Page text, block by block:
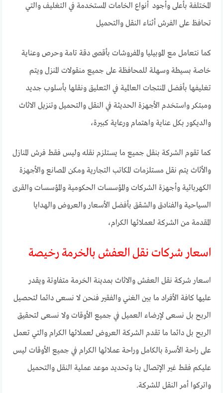
المختلفة بأعلى وأجود أنواع الخامات المستخدمة في التغليف والتي
تحافظ على الفرش أثناء النقل والتحميل
كما نتعامل مع الموبيليا والمفروشات بأقصى دقة تامة وحرص وعناية
خاصة بسيطة وسهلة للمحافظة على جميع منقولات المنزل ويتم
تغليفها بأفضل المنتجات العالمية في التعليق ونقلها بأسلوب جديد
ومبتكر واستخدم الأجهزة الحديثة في النقل والتحميل وتنزيل الاثاث
والديكور بكل عناية واهتمام ورعاية كبيرة،
كما تقوم الشركة بنقل جميع ما يستلزم نقله وليس فقط فرش المنازل
والأثاث يتم نقل مستلزمات المكاتب التجارية ومكن المصانع والأجهزة
الكهربائية وأجهزة الشركات والمؤسسات الحكومية والمؤسسات والقرى
السياحية والفنادق والشقق بأفضل الأسعار والعروض والهدايا
المقدمة من الشركة لعملائها الكرام،
اسعار شركات نقل العفش بالخرمة رخيصة
اسعار شركة نقل العفش والاثاث بمدينة الخرمة متفاوتة ويقدر
عليها كافة الأفراد ما بين الغني والفقير فنحن لا نسعى دائما لتحصيل
الربح بل نسعى لإرضاء العميل في جميع الأوقات ولا نسعى لتحقيق
الربح بل دائما ما تقدم الشركة العروض لعملائها الكرام والتي تعمل
على راحة الأسرة بالكامل وراحة عملائها الكرام في جميع الأوقات ليس
عليكم فقط غير الإتصال بنا وتحديد موعد عملية النقل والتحميل
واتركوا أمر النقل للشركة.